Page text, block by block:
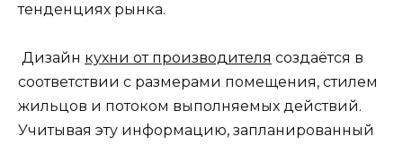
тенденциях рынка.
Дизайн кухни от производителя создаётся в
соответствии с размерами помещения, стилем
жильцов и потоком выполняемых действий.
Учитывая эту информацию, запланированный